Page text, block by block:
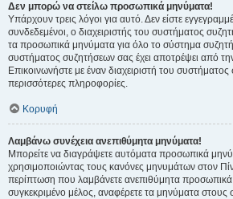
Δεν μπορώ να στείλω προσωπικά μηνύματα!
Υπάρχουν τρεις λόγοι για αυτό. Δεν είστε
συνδεδεμένοι, ο διαχειριστής του συστήματος
τα προσωπικά μηνύματα για όλο το σύστημα
συστήματος συζητήσεων σας έχει αποτρέψει από
Επικοινωνήστε με έναν διαχειριστή του
περισσότερες πληροφορίες.
Κορυφή
Λαμβάνω συνέχεια ανεπιθύμητα μηνύματα!
Μπορείτε να διαγράψετε αυτόματα προσωπικά
χρησιμοποιώντας τους κανόνες μηνυμάτων στον
περίπτωση που λαμβάνετε ανεπιθύμητα
συγκεκριμένο μέλος, αναφέρετε τα μηνύματα στους